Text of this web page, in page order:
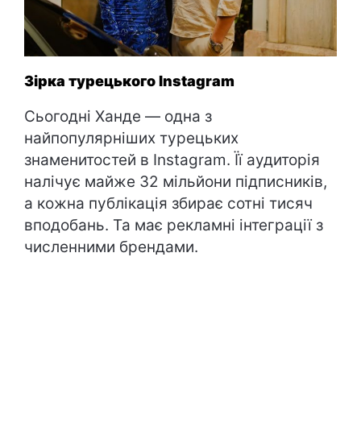
Зірка турецького Instagram
Сьогодні Ханде — одна з
найпопулярніших турецьких
знаменитостей в Instagram. Її аудиторія
налічує майже 32 мільйони підписників,
а кожна публікація збирає сотні тисяч
вподобань. Та має рекламні інтеграції з
численними брендами.